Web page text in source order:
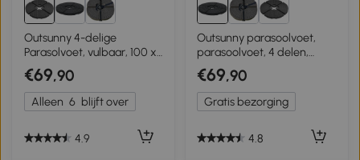
Outsunny 4-delige
Parasolvoet, vulbaar, 100 x
100 x 8 cm, Zwart
€69,90
Alleen 6 blijft over
4.9
Outsunny parasoolvoet,
parasoolvoet, 4 delen,
vullbaar, voor 52 kg water
of 68 kg zand, 48 x 48 x 8
cm
€69,90
Gratis bezorging
4.8